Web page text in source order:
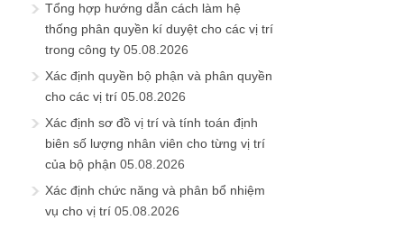
Tổng hợp hướng dẫn cách làm hệ
thống phân quyền kí duyệt cho các vị trí
trong công ty 05.08.2026
Xác định quyền bộ phận và phân quyền
cho các vị trí 05.08.2026
Xác định sơ đồ vị trí và tính toán định
biên số lượng nhân viên cho từng vị trí
của bộ phận 05.08.2026
Xác định chức năng và phân bổ nhiệm
vụ cho vị trí 05.08.2026